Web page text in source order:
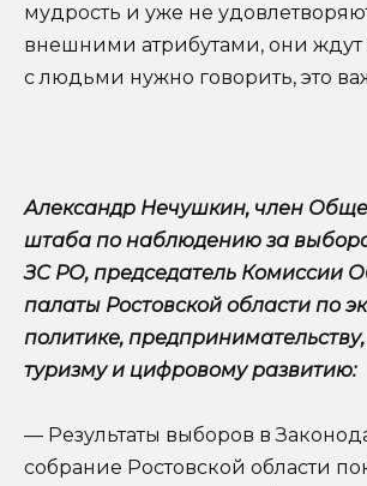
мудрость и уже не
внешними атрибутами, они ждут
с людьми нужно говорить, это
Александр Нечушкин, член
штаба по наблюдению за
ЗС РО, председатель Комиссии
палаты Ростовской области по
политике,
туризму и цифровому развитию:
— Результаты выборов в
собрание Ростовской области